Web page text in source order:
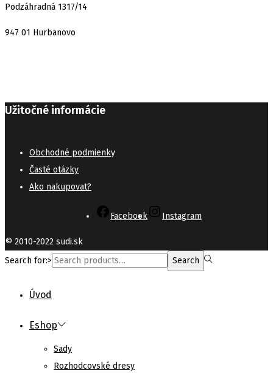
Podzáhradná 1317/14
947 01 Hurbanovo
Užitočné informácie
Obchodné podmienky
Časté otázky
Ako nakupovat?
Facebook Instagram
© 2010-2022 sudi.sk
Search for:>
Search
Úvod
Eshop
Sady
Rozhodcovské dresy